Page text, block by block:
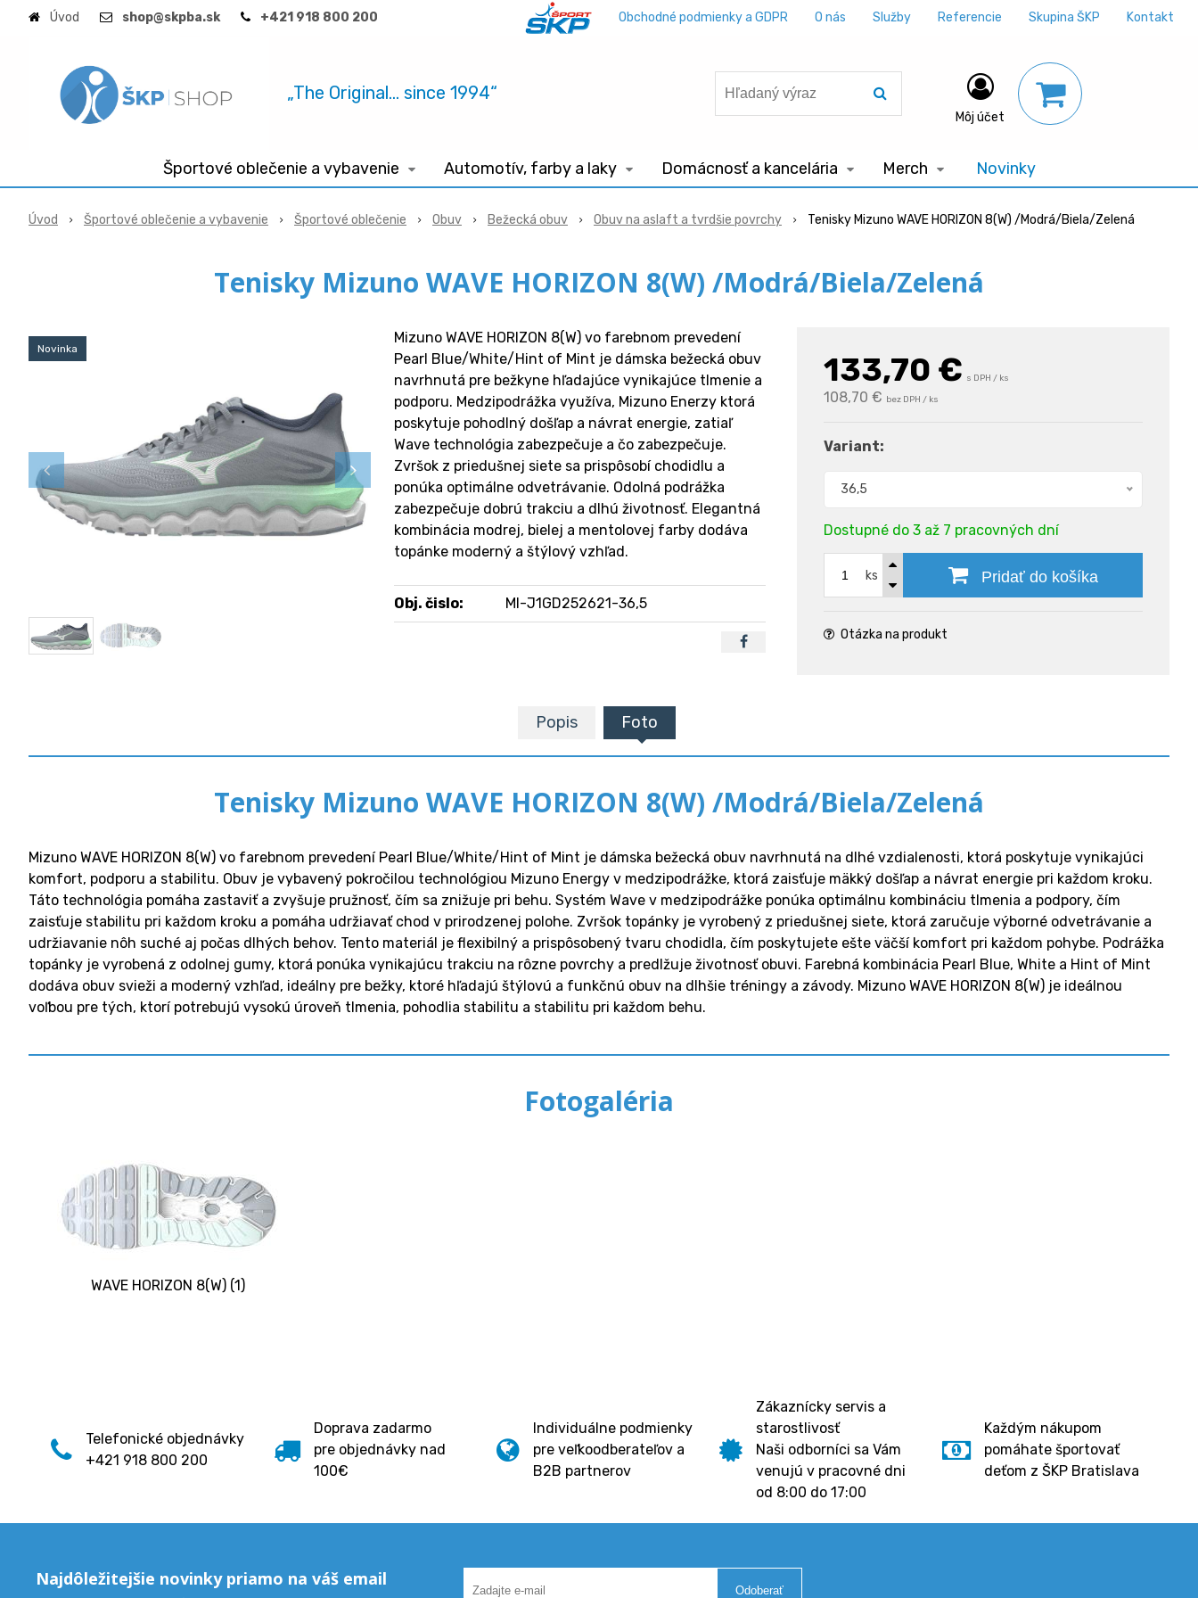
„The Original... since 1994“
Úvod shop@skpba.sk +421 918 800 200 Obchodné podmienky a GDPR O nás Služby Referencie Skupina ŠKP Kontakt
Môj účet
Športové oblečenie a vybavenie Automotív, farby a laky Domácnosť a kancelária Merch Novinky
Úvod Športové oblečenie a vybavenie Športové oblečenie Obuv Bežecká obuv Obuv na aslaft a tvrdšie povrchy Tenisky Mizuno WAVE HORIZON 8(W) /Modrá/Biela/Zelená
Tenisky Mizuno WAVE HORIZON 8(W) /Modrá/Biela/Zelená
Novinka
133,70 € s DPH / ks
108,70 € bez DPH / ks
Variant:
36,5
Dostupné do 3 až 7 pracovných dní
ks Pridať do košíka
Otázka na produkt
Mizuno WAVE HORIZON 8(W) vo farebnom prevedení
Pearl Blue/White/Hint of Mint je dámska bežecká obuv
navrhnutá pre bežkyne hľadajúce vynikajúce tlmenie a
podporu. Medzipodrážka využíva, Mizuno Enerzy ktorá
poskytuje pohodlný došľap a návrat energie, zatiaľ
Wave technológia zabezpečuje a čo zabezpečuje.
Zvršok z priedušnej siete sa prispôsobí chodidlu a
ponúka optimálne odvetrávanie. Odolná podrážka
zabezpečuje dobrú trakciu a dlhú životnosť. Elegantná
kombinácia modrej, bielej a mentolovej farby dodáva
topánke moderný a štýlový vzhľad.
Obj. čislo: MI-J1GD252621-36,5
Popis Foto
Tenisky Mizuno WAVE HORIZON 8(W) /Modrá/Biela/Zelená
Mizuno WAVE HORIZON 8(W) vo farebnom prevedení Pearl Blue/White/Hint of Mint je dámska bežecká obuv navrhnutá na dlhé vzdialenosti, ktorá poskytuje vynikajúci
komfort, podporu a stabilitu. Obuv je vybavený pokročilou technológiou Mizuno Energy v medzipodrážke, ktorá zaisťuje mäkký došľap a návrat energie pri každom kroku.
Táto technológia pomáha zastaviť a zvyšuje pružnosť, čím sa znižuje pri behu. Systém Wave v medzipodrážke ponúka optimálnu kombináciu tlmenia a podpory, čím
zaisťuje stabilitu pri každom kroku a pomáha udržiavať chod v prirodzenej polohe. Zvršok topánky je vyrobený z priedušnej siete, ktorá zaručuje výborné odvetrávanie a
udržiavanie nôh suché aj počas dlhých behov. Tento materiál je flexibilný a prispôsobený tvaru chodidla, čím poskytujete ešte väčší komfort pri každom pohybe. Podrážka
topánky je vyrobená z odolnej gumy, ktorá ponúka vynikajúcu trakciu na rôzne povrchy a predlžuje životnosť obuvi. Farebná kombinácia Pearl Blue, White a Hint of Mint
dodáva obuv svieži a moderný vzhľad, ideálny pre bežky, ktoré hľadajú štýlovú a funkčnú obuv na dlhšie tréningy a závody. Mizuno WAVE HORIZON 8(W) je ideálnou
voľbou pre tých, ktorí potrebujú vysokú úroveň tlmenia, pohodlia stabilitu a stabilitu pri každom behu.
Fotogaléria
WAVE HORIZON 8(W) (1)
Telefonické objednávky
+421 918 800 200
Doprava zadarmo
pre objednávky nad
100€
Individuálne podmienky
pre veľkoodberateľov a
B2B partnerov
Zákaznícky servis a
starostlivosť
Naši odborníci sa Vám
venujú v pracovné dni
od 8:00 do 17:00
Každým nákupom
pomáhate športovať
deťom z ŠKP Bratislava
Najdôležitejšie novinky priamo na váš email
Odoberať